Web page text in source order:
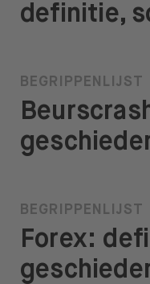
definitie,
BEGRIPPENLIJST
BEGRIPPENLIJST
Forex: